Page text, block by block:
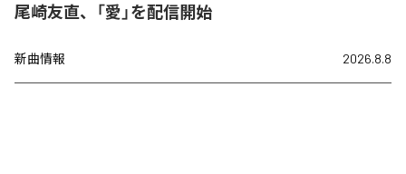
尾崎友直、「愛」を配信開始
新曲情報 2026.8.8